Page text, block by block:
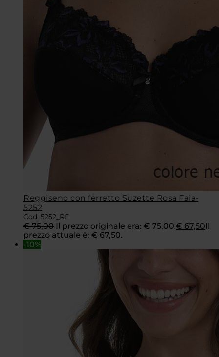
Reggiseno con ferretto Suzette Rosa Faia-
5252
Cod. 5252_RF
€75,00 Il prezzo originale era: € 75,00.€ 67,50Il
prezzo attuale è: € 67,50.
-10%